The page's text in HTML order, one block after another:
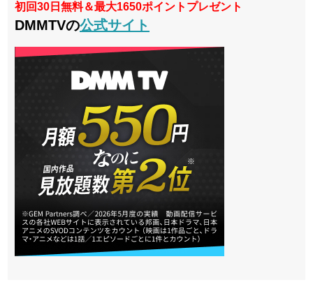
初回30日無料＆最大1650ポイントプレゼント
DMMTVの公式サイト